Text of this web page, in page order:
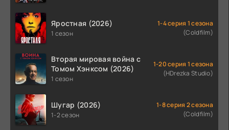
Яростная (2026)
1 сезон
1-4 серия 1 сезона
(Coldfilm)
Вторая мировая война с
Томом Хэнксом (2026)
1 сезон
1-20 серия 1 сезона
(HDrezka Studio)
Шугар (2026)
1-2 сезон
1-8 серия 2 сезона
(Coldfilm)